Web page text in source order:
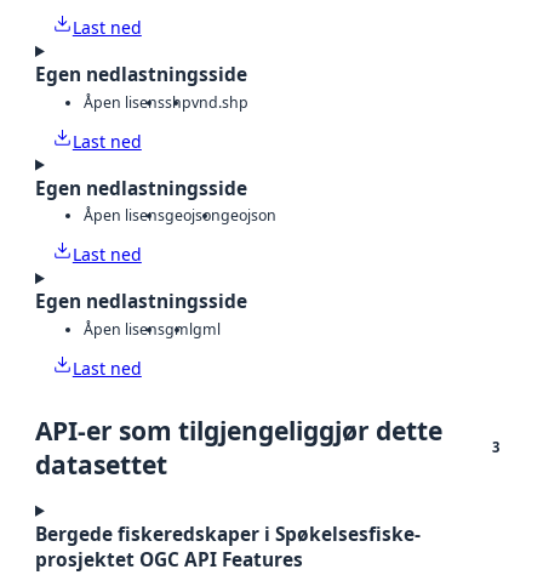
Last ned
Egen nedlastningsside
Åpen lisensshpvnd.shp
Last ned
Egen nedlastningsside
Åpen lisensgeojsongeojson
Last ned
Egen nedlastningsside
Åpen lisensgmlgml
Last ned
API-er som tilgjengeliggjør dette
datasettet
3
Bergede fiskeredskaper i Spøkelsesfiske-
prosjektet OGC API Features